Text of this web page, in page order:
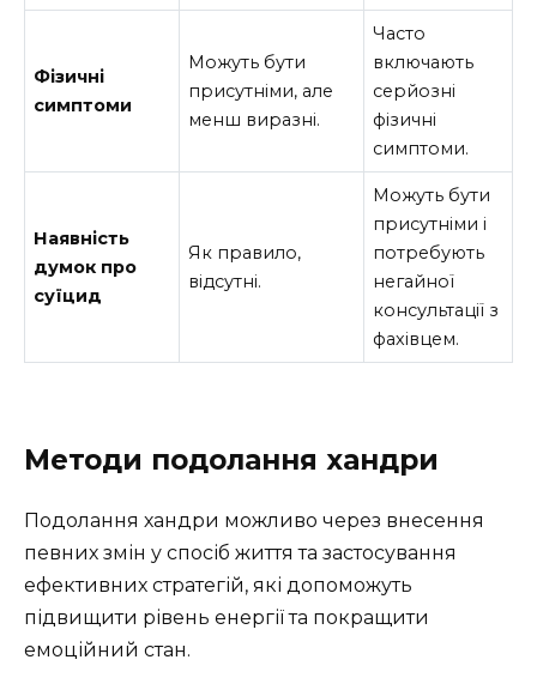
Фізичні
симптоми
Можуть бути
присутніми, але
менш виразні.
Часто
включають
серйозні
фізичні
симптоми.
Наявність
думок про
суїцид
Як правило,
відсутні.
Можуть бути
присутніми і
потребують
негайної
консультації з
фахівцем.
Методи подолання хандри
Подолання хандри можливо через внесення
певних змін у спосіб життя та застосування
ефективних стратегій, які допоможуть
підвищити рівень енергії та покращити
емоційний стан.